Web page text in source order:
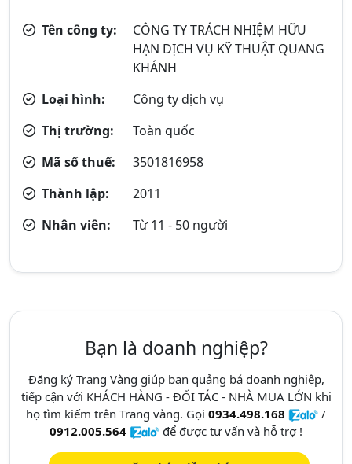
Tên công ty:
CÔNG TY TRÁCH NHIỆM HỮU
HẠN DỊCH VỤ KỸ THUẬT QUANG
KHÁNH
Loại hình:
Công ty dịch vụ
Thị trường:
Toàn quốc
Mã số thuế:
3501816958
Thành lập:
2011
Nhân viên:
Từ 11 - 50 người
Bạn là doanh nghiệp?
Đăng ký Trang Vàng giúp bạn quảng bá doanh nghiệp,
tiếp cận với KHÁCH HÀNG - ĐỐI TÁC - NHÀ MUA LỚN khi
họ tìm kiếm trên Trang vàng. Gọi 0934.498.168
/
0912.005.564
để được tư vấn và hỗ trợ !